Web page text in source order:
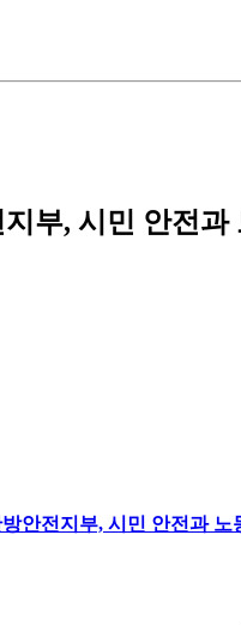
부, 시민 안전
안전지부, 시민 안전과